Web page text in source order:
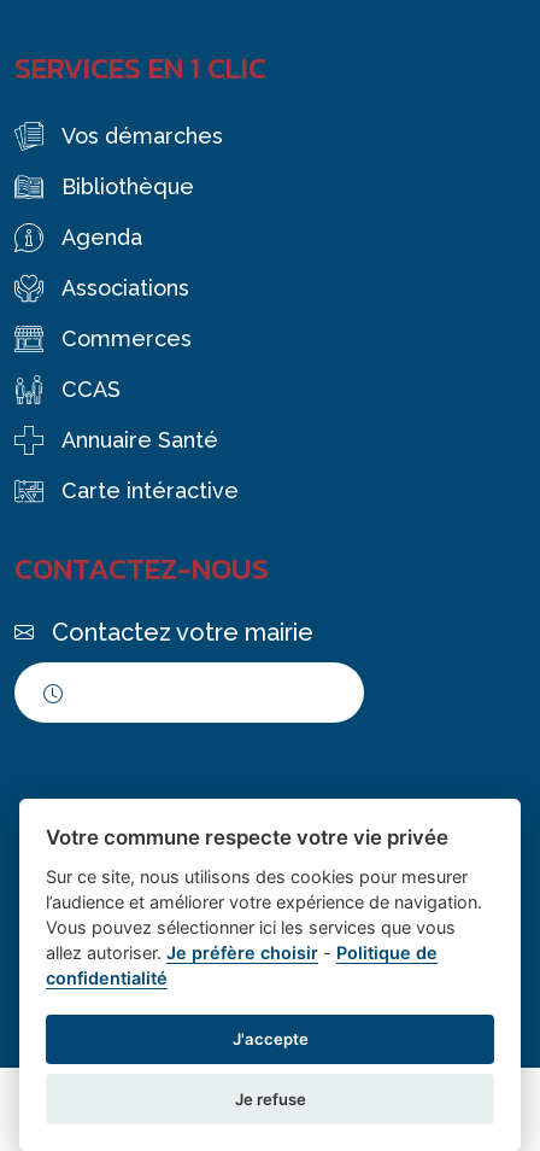
SERVICES EN 1 CLIC
Vos démarches
Bibliothèque
Agenda
Associations
Commerces
CCAS
Annuaire Santé
Carte intéractive
CONTACTEZ-NOUS
Contactez votre mairie
Place du village la solution web
et appli des collectivités
- Le village de
Mentions légales- Gestion des cookies
Votre commune respecte votre vie privée
Sur ce site, nous utilisons des cookies pour mesurer
l’audience et améliorer votre expérience de navigation.
Vous pouvez sélectionner ici les services que vous
allez autoriser.Je préfère choisir - Politique de
confidentialité
J'accepte
Je refuse